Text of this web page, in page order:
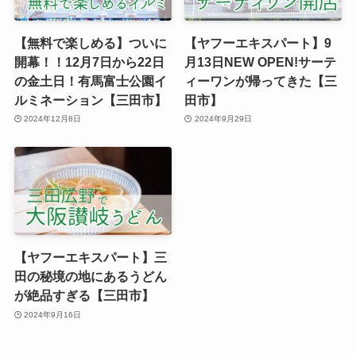
【無料で楽しめる】ついに
開幕！！12月7日から22日
の金土日！有馬富士公園イ
ルミネーション【三田市】
2024年12月8日
【ヤフーエキスパート】9
月13日NEW OPEN!サーテ
ィーワンが帰ってきた【三
田市】
2024年9月29日
【ヤフーエキスパート】三
田の秘境の地にあるうどん
が絶品すぎる【三田市】
2024年9月16日